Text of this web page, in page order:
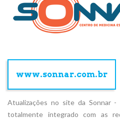
www.sonnar.com.br
Atualizações no site da Sonnar
totalmente integrado com as